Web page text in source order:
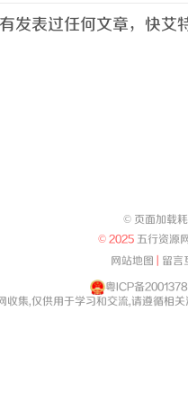
发表过任何文章，快艾
© 页面加载耗
© 2025 五行资源
网站地图
留言
粤ICP备
收集,仅供用于学习和交流,请遵循相